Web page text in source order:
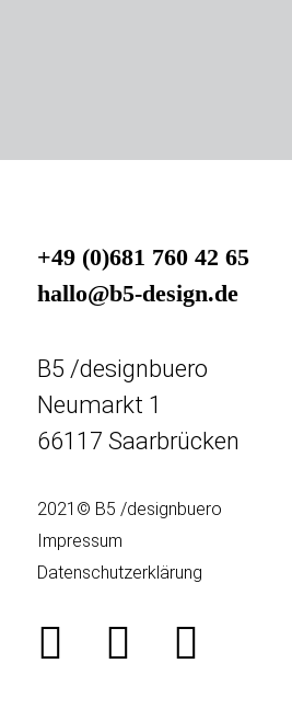
+49 (0)681 760 42 65
hallo@b5-design.de
B5 /designbuero
Neumarkt 1
66117 Saarbrücken
2021© B5 /designbuero
Impressum
Datenschutzerklärung